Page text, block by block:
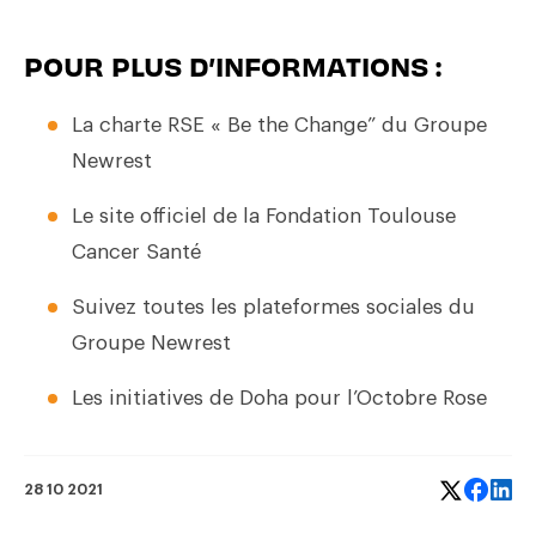
POUR PLUS D’INFORMATIONS :
La charte RSE « Be the Change” du Groupe
Newrest
Le site officiel de la Fondation Toulouse
Cancer Santé
Suivez toutes les plateformes sociales du
Groupe Newrest
Les initiatives de Doha pour l’Octobre Rose
28 10 2021